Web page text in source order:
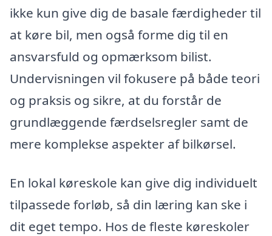
ikke kun give dig de basale færdigheder til
at køre bil, men også forme dig til en
ansvarsfuld og opmærksom bilist.
Undervisningen vil fokusere på både teori
og praksis og sikre, at du forstår de
grundlæggende færdselsregler samt de
mere komplekse aspekter af bilkørsel.
En lokal køreskole kan give dig individuelt
tilpassede forløb, så din læring kan ske i
dit eget tempo. Hos de fleste køreskoler